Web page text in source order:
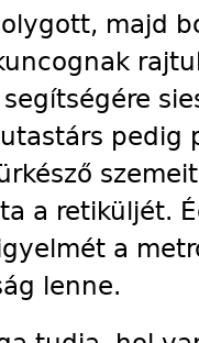
majd
pedig
a retiküljét.
a
lenne.